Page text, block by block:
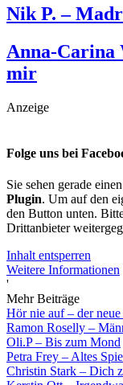
Nik P. –
Anna-Carina
mir
Anzeige
Folge uns bei
Sie sehen gerade
Plugin. Um auf den
den Button unten.
Drittanbieter
Inhalt entsperren
Weitere Informationen
'
Mehr Beiträge
Hör nie auf – der
Ramon Roselly –
Oli.P – Bis zum Mond
Petra Frey – Altes
Christin Stark – Dich